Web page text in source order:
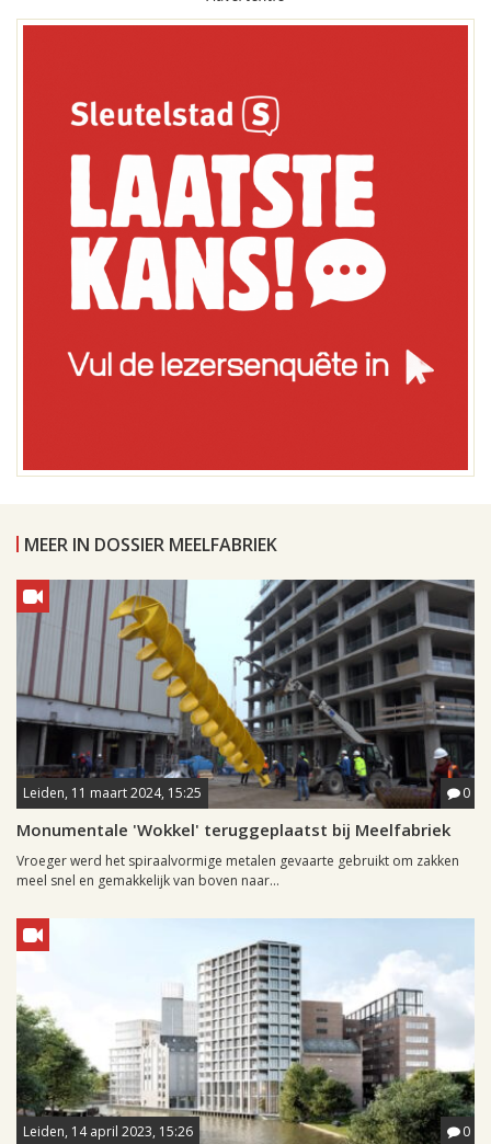
MEER IN DOSSIER MEELFABRIEK
Leiden, 11 maart 2024, 15:25 0
Monumentale 'Wokkel' teruggeplaatst bij Meelfabriek
Vroeger werd het spiraalvormige metalen gevaarte gebruikt om zakken
meel snel en gemakkelijk van boven naar...
Leiden, 14 april 2023, 15:26 0